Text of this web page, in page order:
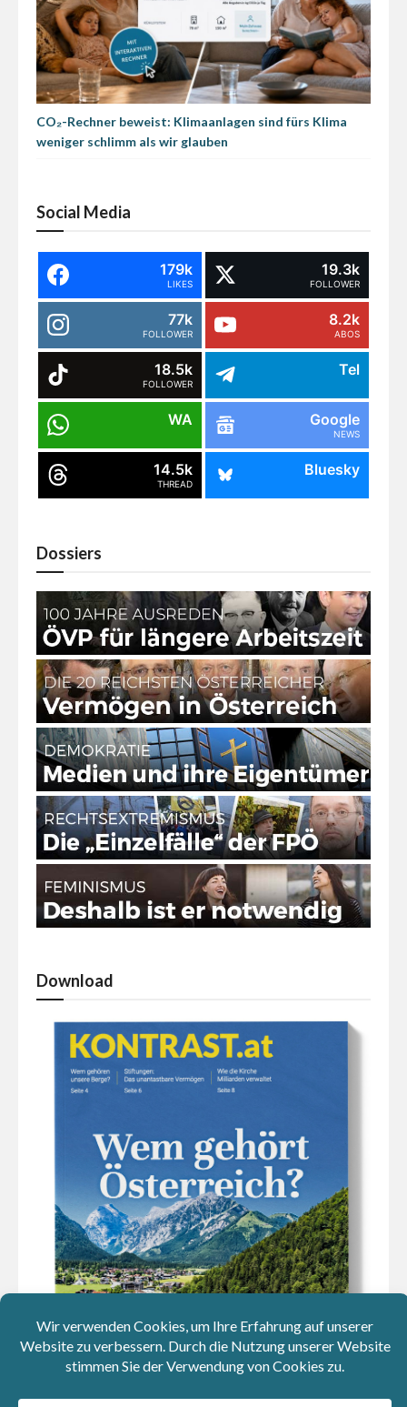
CO₂-Rechner beweist: Klimaanlagen sind fürs Klima
weniger schlimm als wir glauben
Social Media
179k
LIKES
19.3k
FOLLOWER
77k
FOLLOWER
8.2k
ABOS
18.5k
FOLLOWER
Tel
WA Google
NEWS
14.5k
THREAD
Bluesky
Dossiers
Download